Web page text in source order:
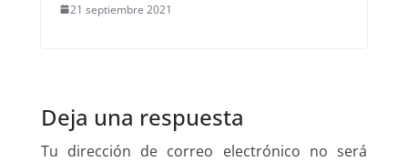
21 septiembre 2021
Deja una respuesta
Tu dirección de correo electrónico no será